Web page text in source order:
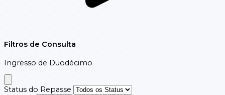
Filtros de Consulta
Ingresso de Duodécimo
Status do Repasse